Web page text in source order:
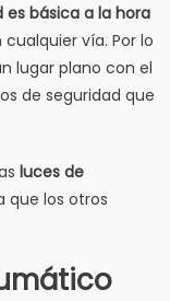
es básica a la hora
vía. Por lo
lugar plano con el
de seguridad que
luces de
los otros